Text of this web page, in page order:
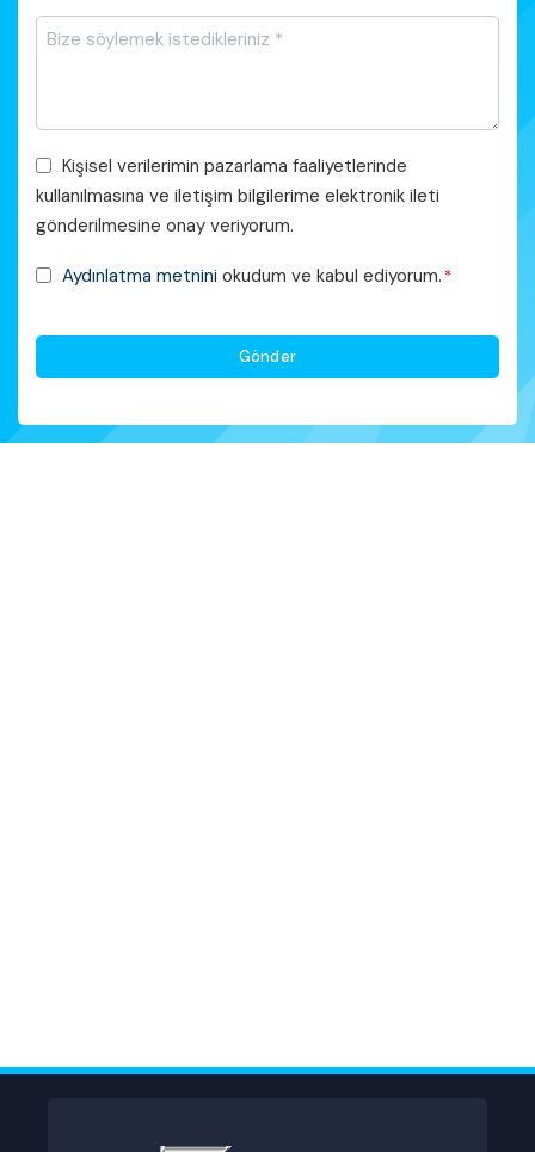
*
Mesajı
Pazarlama
Faaliyetleri
Onayı
Kişisel verilerimin pazarlama faaliyetlerinde
kullanılmasına ve iletişim bilgilerime elektronik ileti
gönderilmesine onay veriyorum.
KVKKAydınlatma metnini okudum ve kabul ediyorum. *